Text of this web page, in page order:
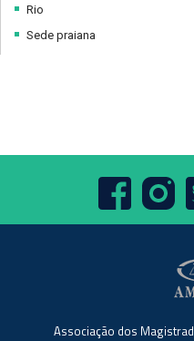
Rio
Sede praiana
Associação dos